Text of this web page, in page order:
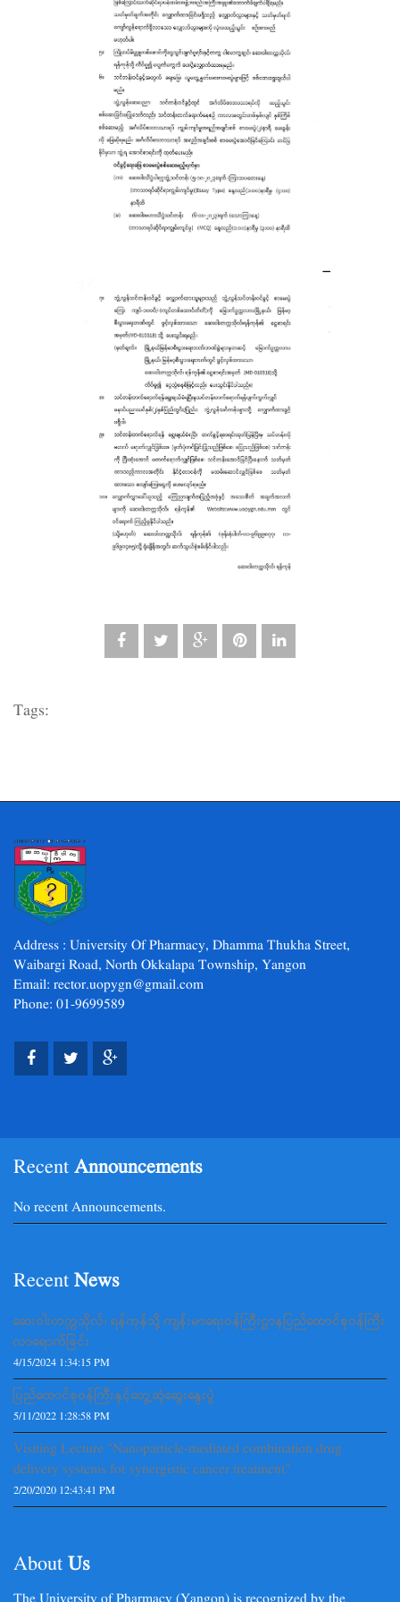
Tags:
Address : University Of Pharmacy, Dhamma Thukha Street,
Waibargi Road, North Okkalapa Township, Yangon
Email: rector.uopygn@gmail.com
Phone: 01-9699589
Recent Announcements
No recent Announcements.
Recent News
ဆေးဝါးတက္ကသိုလ်၊ ရန်ကုန်သို့ ကျန်းမာရေးဝန်ကြီးဌာနပြည်ထောင်စုဝန်ကြီး
လာရောက်ခြင်း
4/15/2024 1:34:15 PM
ပြည်ထောင်စုဝန်ကြီးနှင့်တွေ့ဆုံဆွေးနွေးပွဲ
5/11/2022 1:28:58 PM
Visiting Lecture "Nanoparticle-mediated combination drug
delivery systems for synergistic cancer treatment"
2/20/2020 12:43:41 PM
About Us